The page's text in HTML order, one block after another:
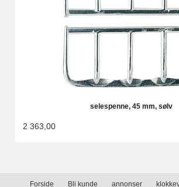
selespenne, 45 mm, sølv
2 363,00
Forside Bli kunde annonser